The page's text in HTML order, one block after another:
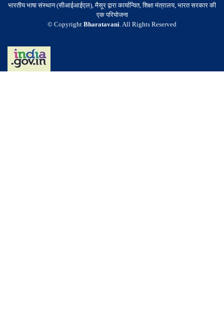
भारतीय भाषा संस्थान (सीआईआईएल), मैसूर द्वारा कार्यान्वित, शिक्षा मंत्रालय, भारत सरकार की
एक परियोजना
© Copyright Bharatavani. All Rights Reserved